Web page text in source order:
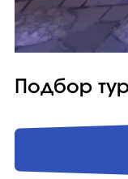
Подбор